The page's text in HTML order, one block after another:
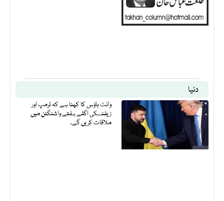
دنیا
وائٹ ہاؤس کا کہنا ہے کہ ٹرمپ اور
زیلنسکی اگلے ہفتے واشنگٹن میں
ملاقات کریں گے۔